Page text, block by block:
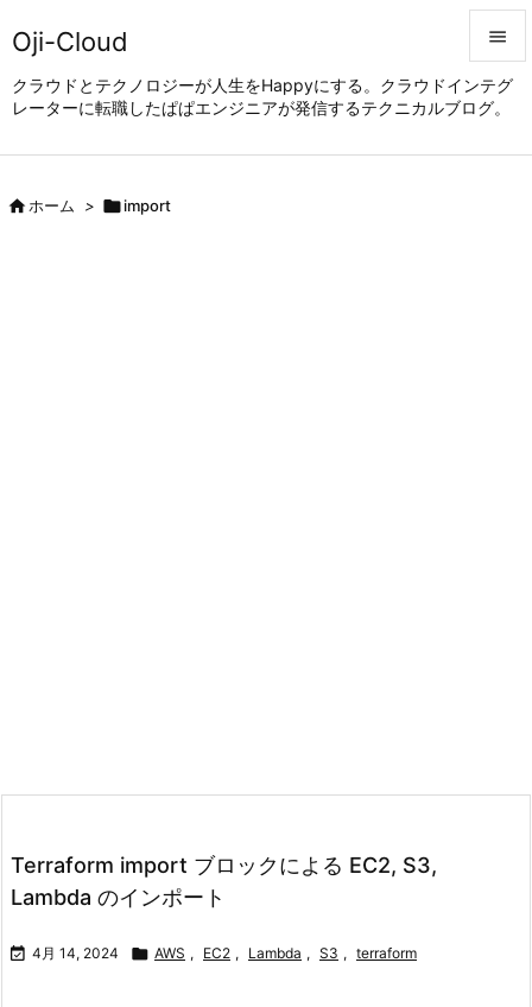
Oji-Cloud
クラウドとテクノロジーが人生をHappyにする。クラウドインテグ
レーターに転職したぱぱエンジニアが発信するテクニカルブログ。


メニュ
ホーム > import
Terraform import ブロックによる EC2, S3,
Lambda のインポート
 4月 14, 2024  AWS , EC2 , Lambda , S3 , terraform